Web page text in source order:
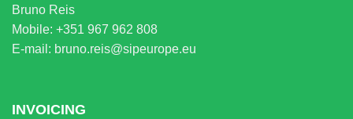
Bruno Reis
Mobile: +351 967 962 808
E-mail: bruno.reis@sipeurope.eu
INVOICING